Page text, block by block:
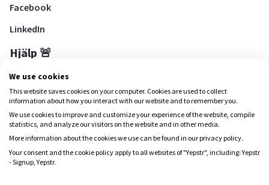
Facebook
LinkedIn
Hjälp 🚨
Hjälpcenter
Ladda ned Yepstr
Ladda ned Yepstr
We use cookies
This website saves cookies on your computer. Cookies are used to collect
information about how you interact with our website and to remember you.
We use cookies to improve and customize your experience of the website, compile
statistics, and analyze our visitors on the website and in other media.
More information about the cookies we use can be found in our privacy policy.
Your consent and the cookie policy apply to all websites of "Yepstr", including: Yepstr
- Signup, Yepstr.